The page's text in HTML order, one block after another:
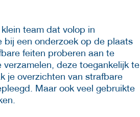
team dat volop in
bij een onderzoek op de plaats
feiten proberen aan te
deze toegankelijk te
je overzichten van strafbare
Maar ook veel gebruikte